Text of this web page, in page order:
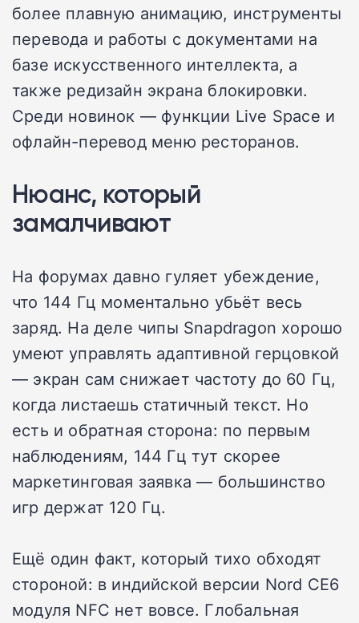
более плавную анимацию, инструменты
перевода и работы с документами на
базе искусственного интеллекта, а
также редизайн экрана блокировки.
Среди новинок — функции Live Space и
офлайн-перевод меню ресторанов.
Нюанс, который
замалчивают
На форумах давно гуляет убеждение,
что 144 Гц моментально убьёт весь
заряд. На деле чипы Snapdragon хорошо
умеют управлять адаптивной герцовкой
— экран сам снижает частоту до 60 Гц,
когда листаешь статичный текст. Но
есть и обратная сторона: по первым
наблюдениям, 144 Гц тут скорее
маркетинговая заявка — большинство
игр держат 120 Гц.
Ещё один факт, который тихо обходят
стороной: в индийской версии Nord CE6
модуля NFC нет вовсе. Глобальная